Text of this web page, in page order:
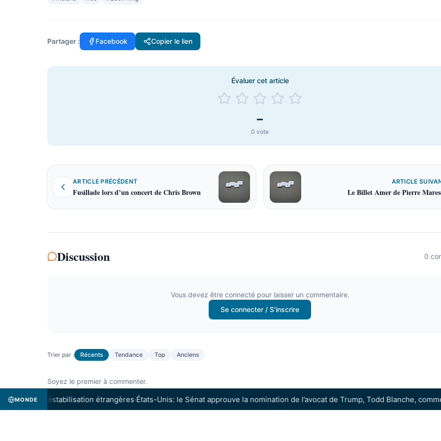
Partager : Facebook Copier le lien
Évaluer cet article
–
0 vote
ARTICLE PRÉCÉDENT
Fusillade lors d’un concert de Chris Brown
ARTICLE
Le Billet Amer de Pierre
Discussion 0
Vous devez être connecté pour laisser un commentaire.
Se connecter / S'inscrire
Trier par : Récents Tendance Top Anciens
Soyez le premier à commenter.
MONDE
de déstabilisation étrangères·États-Unis: le Sénat approuve la nomination de l’avocat de Trump, Todd Blanche, comme